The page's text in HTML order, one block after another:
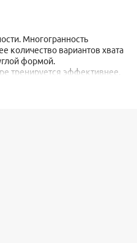
Многогранность
количество вариантов хвата
формой.
тренируется эффективнее.